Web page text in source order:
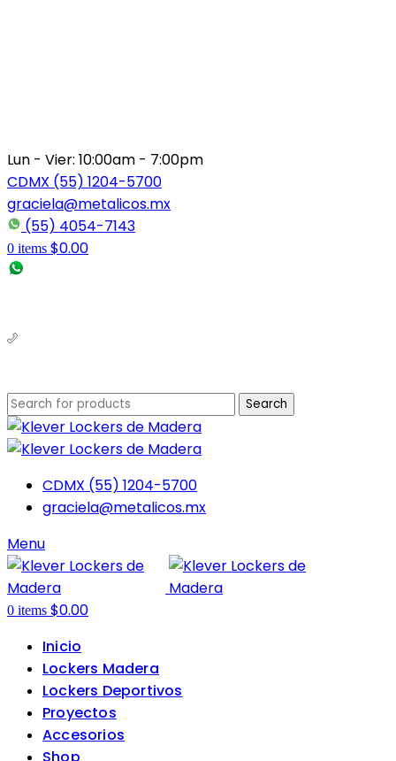
Lun - Vier: 10:00am - 7:00pm
CDMX (55) 1204-5700
graciela@metalicos.mx
(55) 4054-7143
0 items $0.00
Search
CDMX (55) 1204-5700
graciela@metalicos.mx
Menu
0 items $0.00
Inicio
Lockers Madera
Lockers Deportivos
Proyectos
Accesorios